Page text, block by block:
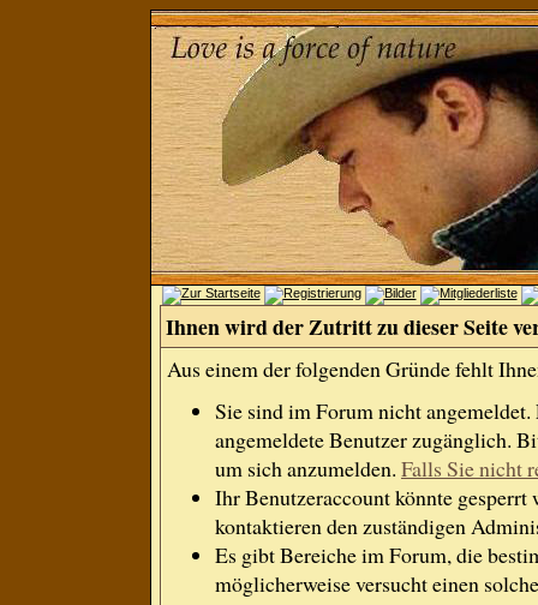
Ihnen wird der Zutritt zu dieser Seite
Aus einem der folgenden Gründe fehlt
Sie sind im Forum nicht
angemeldete Benutzer zugänglich.
um sich anzumelden. Falls Sie nicht
Ihr Benutzeraccount könnte gesperrt
kontaktieren den zuständigen
Es gibt Bereiche im Forum, die
möglicherweise versucht einen